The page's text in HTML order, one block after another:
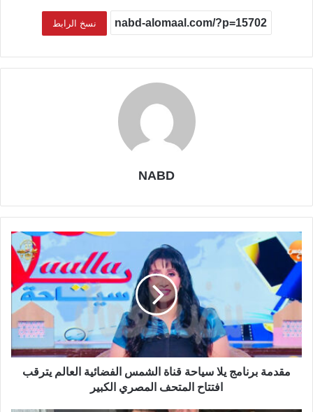
نسخ الرابط
NABD
مقدمة برنامج يلا سياحة قناة الشمس الفضائية العالم يترقب
افتتاح المتحف المصري الكبير